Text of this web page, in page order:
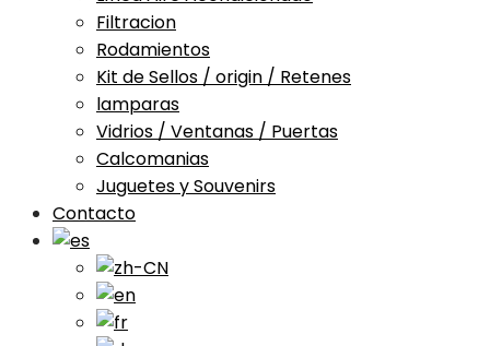
Filtracion
Rodamientos
Kit de Sellos / origin / Retenes
lamparas
Vidrios / Ventanas / Puertas
Calcomanias
Juguetes y Souvenirs
Contacto